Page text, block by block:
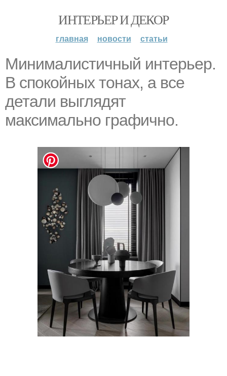
ИНТЕРЬЕР И ДЕКОР
главная новости статьи
Минималистичный интерьер.
В спокойных тонах, а все
детали выглядят
максимально графично.